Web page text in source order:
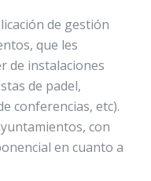
de gestión
que les
de instalaciones
de padel,
conferencias, etc).
con
en cuanto a